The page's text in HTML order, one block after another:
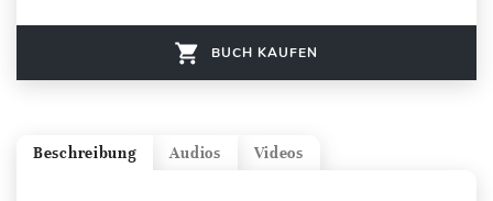
BUCH KAUFEN
Videos
Audios
Beschreibung